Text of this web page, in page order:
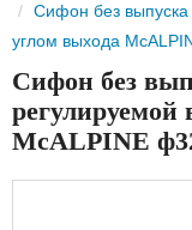
О компании
Скачать прайс-лист
Оплата
Сифон без выпуска
углом выхода
Сифон без
регулируемой
McALPINE